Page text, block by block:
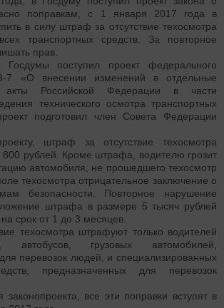
поправкам, с 1 января 2017 года в
в силу штраф за отсутствие техосмотра
транспортных средств. За повторное
прав.
Госдумы поступил проект федерального
«О внесении изменений в отдельные
акты Российской Федерации в части
технического осмотра транспортных
подготовил член Совета Федерации
штраф за отсутствие техосмотра
800 рублей. Кроме штрафа, водителю грозит
автомобиля, не прошедшего техосмотр
техосмотра отрицательное заключение о
безопасности. Повторное нарушение
штрафа в размере 5 тысяч рублей
срок от 1 до 3 месяцев.
техосмотра штрафуют только водителей
автобусов, грузовых автомобилей,
перевозок людей, и специализированных
предназначенных для перевозок
законопроекта, все эти поправки вступят в